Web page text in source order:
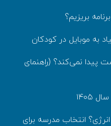
بریزیم؟
به موبایل در کودکان
نمی‌کند؟ (راهنمای
انتخاب مدرسه برای